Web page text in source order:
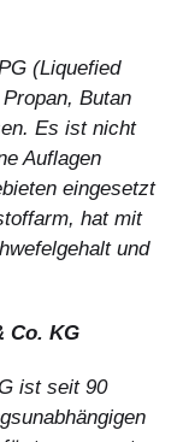
(Liquefied
Butan
Es ist nicht
Auflagen
eingesetzt
hat mit
und
Co. KG
ist seit 90